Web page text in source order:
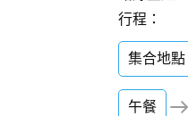
行程：
集合地點
午餐